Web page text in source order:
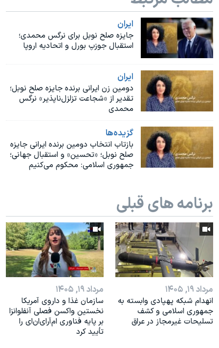
نرگس محمدی برنده جایزه نوبل صلح
همایش محافظه‌کاران آمریکا «سی‌پک»
صفحه‌های ویژه
سفر پرزیدنت ترامپ به چین
ايران
جایزه صلح نوبل برای نرگس محمدی؛
استقبال جوزپ بورل و اتحادیه اروپا
ايران
دومین زن ایرانی برنده جایزه صلح نوبل؛
تقدیر از «شجاعت تزلزل‌ناپذیر» نرگس
محمدی
گزيده‌ها
بازتاب انتخاب دومین برنده ایرانی جایزه
صلح نوبل؛ «تحسین» و استقبال جهانی؛
جمهوری اسلامی: محکوم می‌کنیم
برنامه های قبلی
مرداد ۱۹, ۱۴۰۵
انهدام شبکه پهپادی وابسته به
جمهوری اسلامی و کشف
تسلیحات غیرمجاز در عراق
مرداد ۱۹, ۱۴۰۵
سازمان غذا و داروی آمریکا
نخستین واکسن فصلی آنفلوانزا
بر پایه فناوری ام‌آر‌ای‌ان‌ای را
تأیید کرد